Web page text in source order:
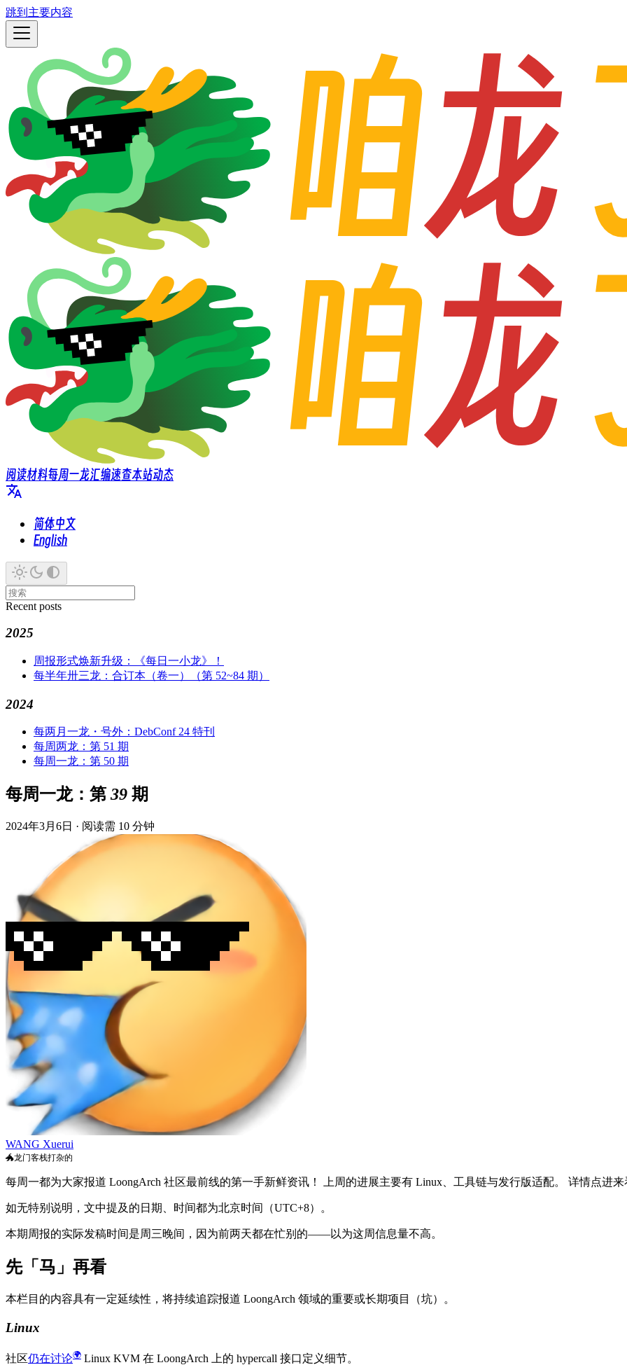
跳到主要内容
阅读材料每周一龙汇编速查本站动态
简体中文
English
Recent posts
2025
周报形式焕新升级：《每日一小龙》！
每半年卅三龙：合订本（卷一）（第 52~84 期）
2024
每两月一龙・号外：DebConf 24 特刊
每周两龙：第 51 期
每周一龙：第 50 期
每周一龙：第 39 期
2024年3月6日 · 阅读需 10 分钟
WANG Xuerui
🐲龙门客栈打杂的
每周一都为大家报道 LoongArch 社区最前线的第一手新鲜资讯！ 上周的进展主要有 Linux、工具链与发行版适配。 详情点进来
如无特别说明，文中提及的日期、时间都为北京时间（UTC+8）。
本期周报的实际发稿时间是周三晚间，因为前两天都在忙别的——以为这周信息量不高。
先「马」再看
本栏目的内容具有一定延续性，将持续追踪报道 LoongArch 领域的重要或长期项目（坑）。
Linux
社区仍在讨论 Linux KVM 在 LoongArch 上的 hypercall 接口定义细节。